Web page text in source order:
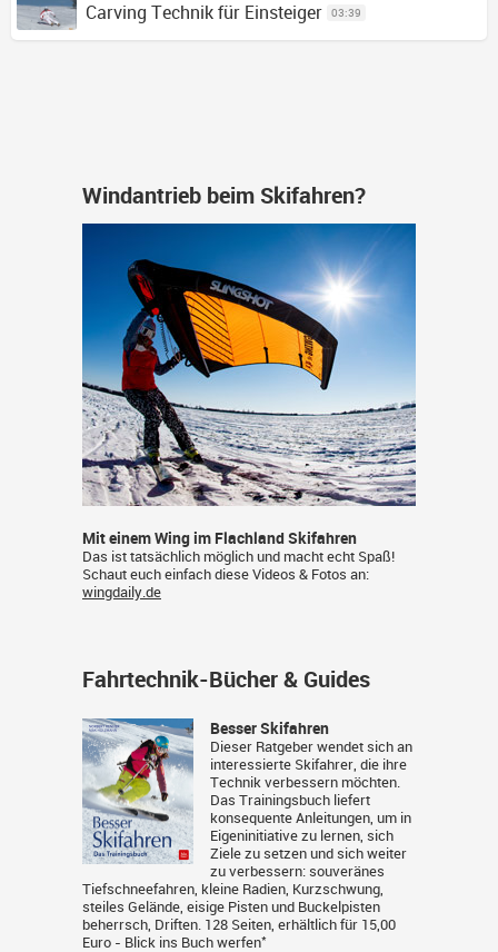
Carving Technik für Einsteiger 03:39
Windantrieb beim Skifahren?
Mit einem Wing im Flachland Skifahren
Das ist tatsächlich möglich und macht echt Spaß!
Schaut euch einfach diese Videos & Fotos an:
wingdaily.de
Fahrtechnik-Bücher & Guides
Besser Skifahren
Dieser Ratgeber wendet sich an
interessierte Skifahrer, die ihre
Technik verbessern möchten.
Das Trainingsbuch liefert
konsequente Anleitungen, um in
Eigeninitiative zu lernen, sich
Ziele zu setzen und sich weiter
zu verbessern: souveränes
Tiefschneefahren, kleine Radien, Kurzschwung,
steiles Gelände, eisige Pisten und Buckelpisten
beherrsch, Driften. 128 Seiten, erhältlich für 15,00
Euro - Blick ins Buch werfen*